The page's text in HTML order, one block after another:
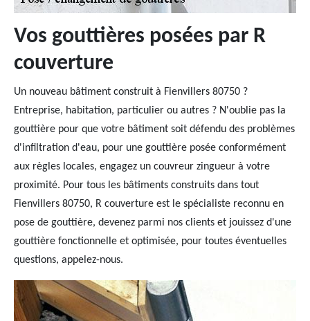
Vos gouttières posées par R
couverture
Un nouveau bâtiment construit à Fienvillers 80750 ?
Entreprise, habitation, particulier ou autres ? N'oublie pas la
gouttière pour que votre bâtiment soit défendu des problèmes
d'infiltration d'eau, pour une gouttière posée conformément
aux règles locales, engagez un couvreur zingueur à votre
proximité. Pour tous les bâtiments construits dans tout
Fienvillers 80750, R couverture est le spécialiste reconnu en
pose de gouttière, devenez parmi nos clients et jouissez d'une
gouttière fonctionnelle et optimisée, pour toutes éventuelles
questions, appelez-nous.